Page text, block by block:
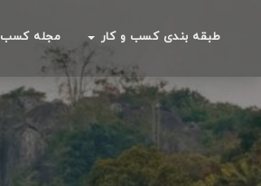
طبقه بندی کسب و کار مجله کسب